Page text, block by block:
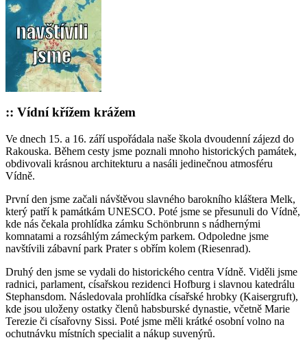
:: Vídní křížem krážem
Ve dnech 15. a 16. září uspořádala naše škola dvoudenní zájezd do
Rakouska. Během cesty jsme poznali mnoho historických památek,
obdivovali krásnou architekturu a nasáli jedinečnou atmosféru
Vídně.
První den jsme začali návštěvou slavného barokního kláštera Melk,
který patří k památkám UNESCO. Poté jsme se přesunuli do Vídně,
kde nás čekala prohlídka zámku Schönbrunn s nádhernými
komnatami a rozsáhlým zámeckým parkem. Odpoledne jsme
navštívili zábavní park Prater s obřím kolem (Riesenrad).
Druhý den jsme se vydali do historického centra Vídně. Viděli jsme
radnici, parlament, císařskou rezidenci Hofburg i slavnou katedrálu
Stephansdom. Následovala prohlídka císařské hrobky (Kaisergruft),
kde jsou uloženy ostatky členů habsburské dynastie, včetně Marie
Terezie či císařovny Sissi. Poté jsme měli krátké osobní volno na
ochutnávku místních specialit a nákup suvenýrů.